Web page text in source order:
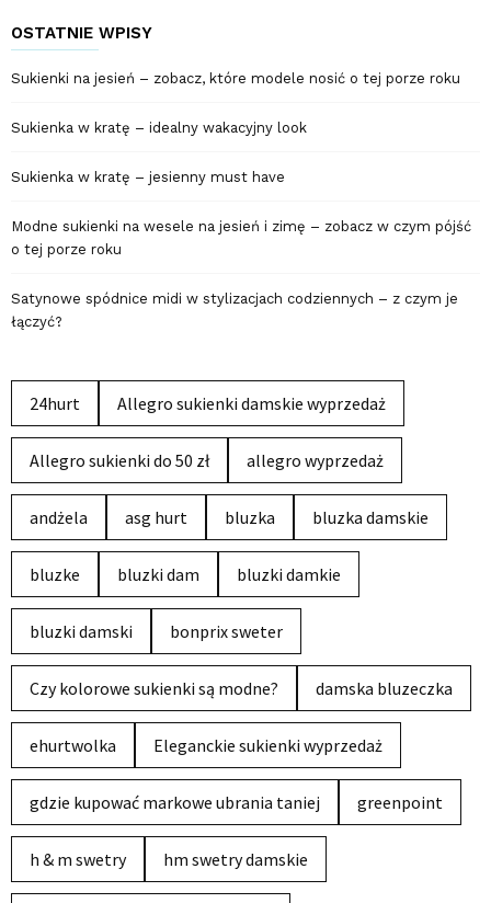
OSTATNIE WPISY
Sukienki na jesień – zobacz, które modele nosić o tej porze roku
Sukienka w kratę – idealny wakacyjny look
Sukienka w kratę – jesienny must have
Modne sukienki na wesele na jesień i zimę – zobacz w czym pójść
o tej porze roku
Satynowe spódnice midi w stylizacjach codziennych – z czym je
łączyć?
24hurt Allegro sukienki damskie wyprzedaż
Allegro sukienki do 50 zł allegro wyprzedaż
andżela asg hurt bluzka bluzka damskie
bluzke bluzki dam bluzki damkie
bluzki damski bonprix sweter
Czy kolorowe sukienki są modne? damska bluzeczka
ehurtwolka Eleganckie sukienki wyprzedaż
gdzie kupować markowe ubrania taniej greenpoint
h & m swetry hm swetry damskie